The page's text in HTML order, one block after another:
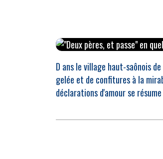
D ans le village haut-saônois
gelée et de confitures à la
déclarations d'amour se